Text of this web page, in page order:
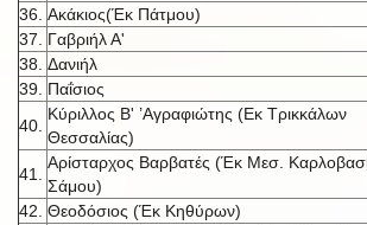
36. Ακάκιος(Έκ Πάτμου)
37.
Γαβριήλ Α'
38. Δανιήλ
39. Παΐσιος
40.
Κύριλλος Β' ’Αγραφιώτης (Εκ Τρικκάλων
Θεσσαλίας)
41.
Αρίσταρχος Βαρβατές (Έκ Μεσ.
Σάμου)
42. Θεοδόσιος (Έκ Κηθύρων)